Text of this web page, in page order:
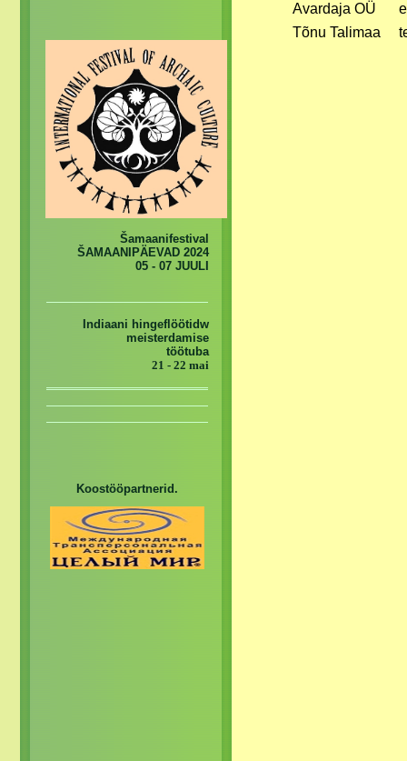
Avardaja OÜ
Tõnu Talimaa
Šamaanifestival
ŠAMAANIPÄEVAD 2024
05 - 07 JUULI
Indiaani hingeflöötidw
meisterdamise
töötuba
21 - 22 mai
Koostööpartnerid.